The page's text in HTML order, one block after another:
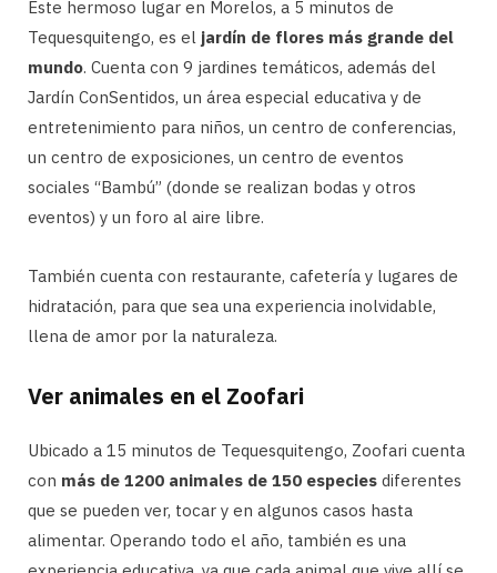
Este hermoso lugar en Morelos, a 5 minutos de
Tequesquitengo, es el jardín de flores más grande del
mundo. Cuenta con 9 jardines temáticos, además del
Jardín ConSentidos, un área especial educativa y de
entretenimiento para niños, un centro de conferencias,
un centro de exposiciones, un centro de eventos
sociales “Bambú” (donde se realizan bodas y otros
eventos) y un foro al aire libre.
También cuenta con restaurante, cafetería y lugares de
hidratación, para que sea una experiencia inolvidable,
llena de amor por la naturaleza.
Ver animales en el Zoofari
Ubicado a 15 minutos de Tequesquitengo, Zoofari cuenta
con más de 1200 animales de 150 especies diferentes
que se pueden ver, tocar y en algunos casos hasta
alimentar. Operando todo el año, también es una